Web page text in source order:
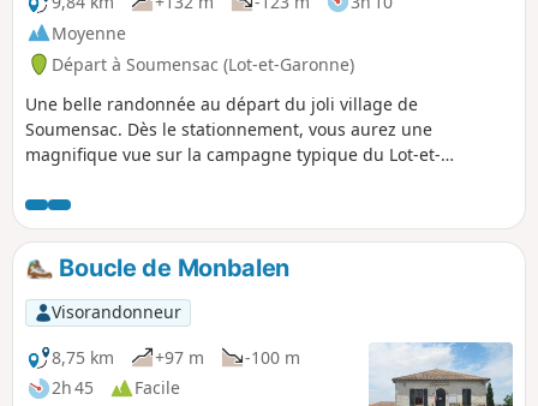
Moyenne
Départ à Soumensac (Lot-et-Garonne)
Une belle randonnée au départ du joli village de
Soumensac. Dès le stationnement, vous aurez une
magnifique vue sur la campagne typique du Lot-et-
vignes. Le spectacle du village en hauteur de Soumensac au
retour est un plaisir pour les yeux.
Boucle de Monbalen
Visorandonneur
8,75 km
+97 m
-100 m
2h 45
Facile